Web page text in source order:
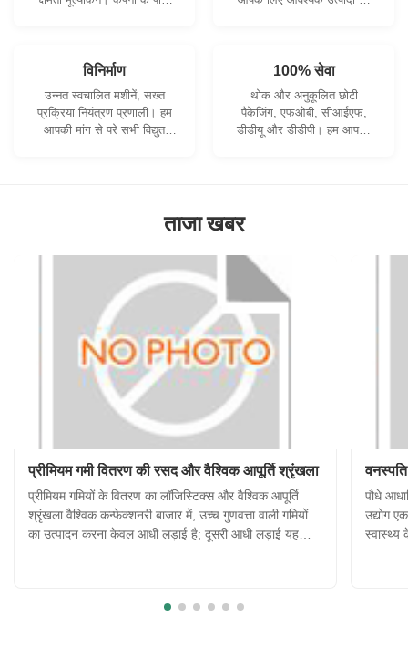
विनिर्माण
उन्नत स्वचालित मशीनें, सख्त
प्रक्रिया नियंत्रण प्रणाली। हम
आपकी मांग से परे सभी विद्युत
100% सेवा
थोक और अनुकूलित छोटी
पैकेजिंग, एफओबी, सीआईएफ,
डीडीयू और डीडीपी। हम आपकी
ताजा खबर
प्रीमियम गमी वितरण की रसद और वैश्विक आपूर्ति श्रृंखला
प्रीमियम गमियों के वितरण का लॉजिस्टिक्स और वैश्विक आपूर्ति
श्रृंखला वैश्विक कन्फेक्शनरी बाजार में, उच्च गुणवत्ता वाली गमियों
का उत्पादन करना केवल आधी लड़ाई है; दूसरी आधी लड़ाई यह
पौधे
उद्योग
स्वास्थ्य